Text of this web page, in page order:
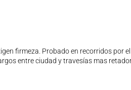
firmeza. Probado en recorridos por
entre ciudad y travesías mas